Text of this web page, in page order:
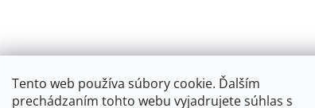
Tento web používa súbory cookie. Ďalším
prechádzaním tohto webu vyjadrujete súhlas s